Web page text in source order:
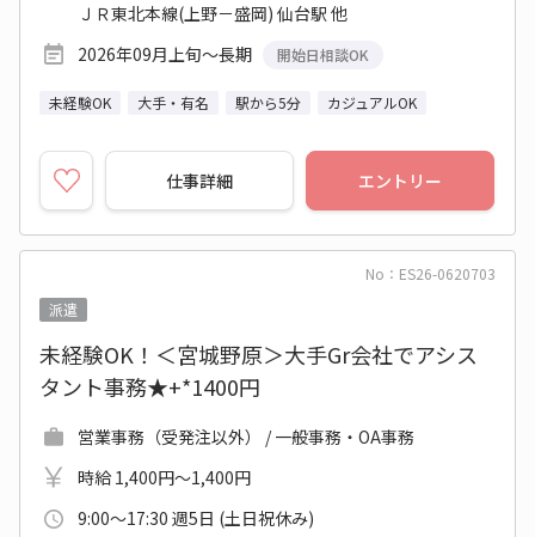
ＪＲ東北本線(上野－盛岡) 仙台駅 他
2026年09月上旬～長期
開始日相談OK
未経験OK 大手・有名 駅から5分 カジュアルOK
仕事詳細 エントリー
No：ES26-0620703
派遣
未経験OK！＜宮城野原＞大手Gr会社でアシス
タント事務★+*1400円
営業事務（受発注以外） / 一般事務・OA事務
時給 1,400円～1,400円
9:00～17:30 週5日 (土日祝休み)